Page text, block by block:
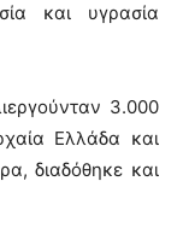
και υγρασία
3.000
Ελλάδα και
διαδόθηκε και